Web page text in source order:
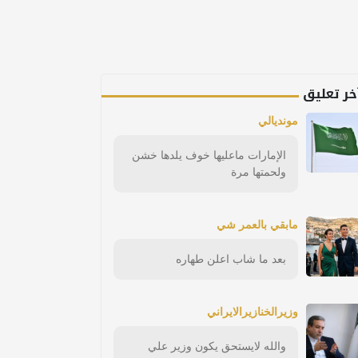
تعليق
مونديالي
الإمارات ماعليها خوف يلدها خشن
ولحمتها مرة
مابقي بالعمر شي
بعد ما شاب اعلن طهاره
وزيرالخنازيرالايراني
والله لايستحق يكون وزير علي